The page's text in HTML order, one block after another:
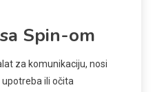
Spin-om
za komunikaciju, nosi
ili očita